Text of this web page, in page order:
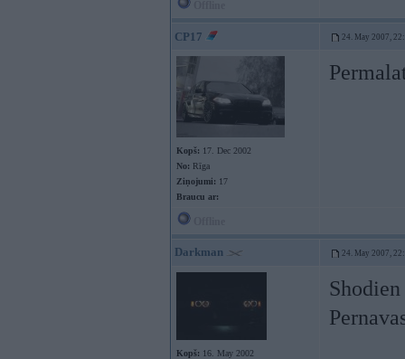
CP17 24. May 2007,
Kopš: 17. Dec 2002
No: Rīga
Ziņojumi: 17
Braucu ar:
Darkman 24. May 2007,
Kopš: 16. May 2002